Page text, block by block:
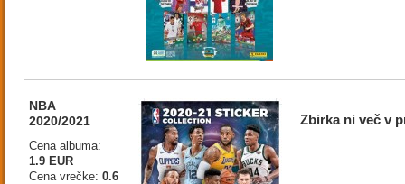
NBA
2020/2021
Cena albuma:
1.9 EUR
Cena vrečke: 0.6
Zbirka ni več v